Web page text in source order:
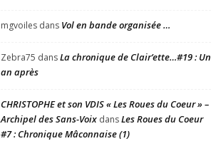
mgvoiles dans Vol en bande organisée …
Zebra75 dansLa chronique de Clair’ette…#19 : Un
an après
CHRISTOPHE et son VDIS « Les Roues du Coeur » –
Archipel des Sans-Voix dansLes Roues du Coeur
#7 : Chronique Mâconnaise (1)